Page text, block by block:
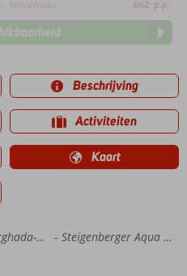
November 662 p.p.
Beschrijving
Activiteiten
Kaart
Stad
Steigenberger Aqua Magic